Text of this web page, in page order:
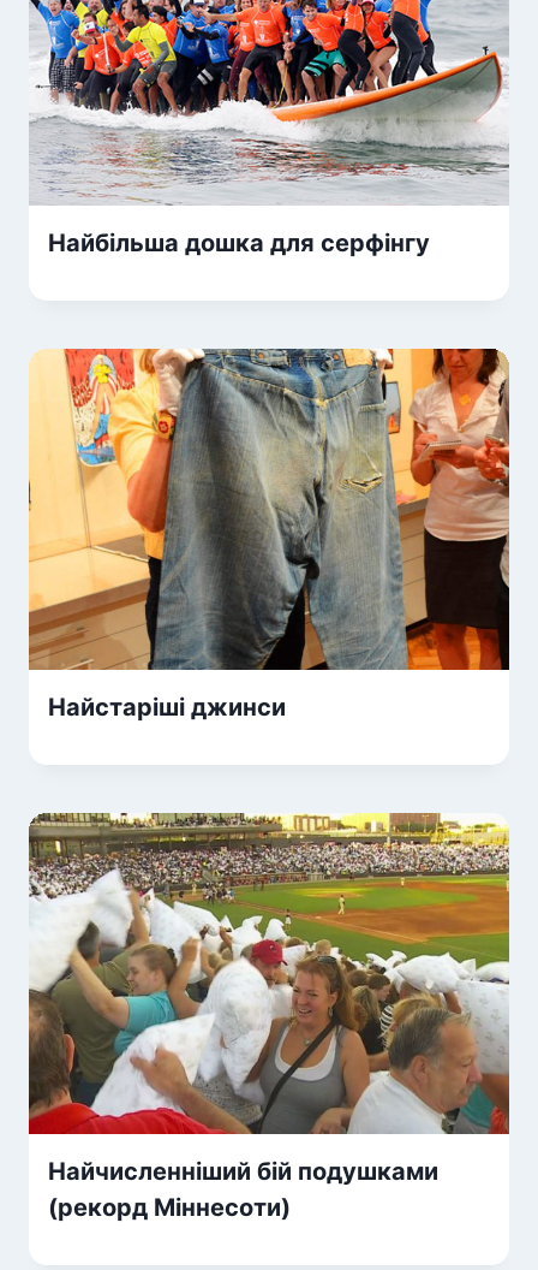
Найбільша дошка для серфінгу
Найстаріші джинси
Найчисленніший бій подушками
(рекорд Міннесоти)